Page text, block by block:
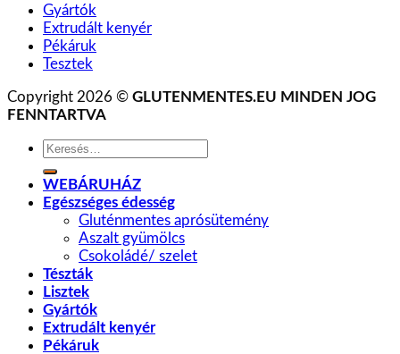
Gyártók
Extrudált kenyér
Pékáruk
Tesztek
Copyright 2026 © GLUTENMENTES.EU MINDEN JOG
FENNTARTVA
Keresés
következőre:
WEBÁRUHÁZ
Egészséges édesség
Gluténmentes aprósütemény
Aszalt gyümölcs
Csokoládé/ szelet
Tészták
Lisztek
Gyártók
Extrudált kenyér
Pékáruk